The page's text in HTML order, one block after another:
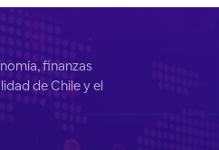
finanzas
de Chile y el